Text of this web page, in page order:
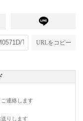
URLをコピー
連絡します
りします